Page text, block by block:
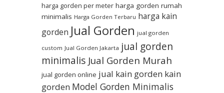
harga gorden per meter harga gorden rumah
minimalis Harga Gorden Terbaru harga kain
gorden Jual Gorden jual gorden
custom Jual Gorden Jakarta jual gorden
minimalis Jual Gorden Murah
jual gorden online jual kain gorden kain
gorden Model Gorden Minimalis